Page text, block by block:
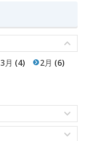
3月 (4) 2月 (6)